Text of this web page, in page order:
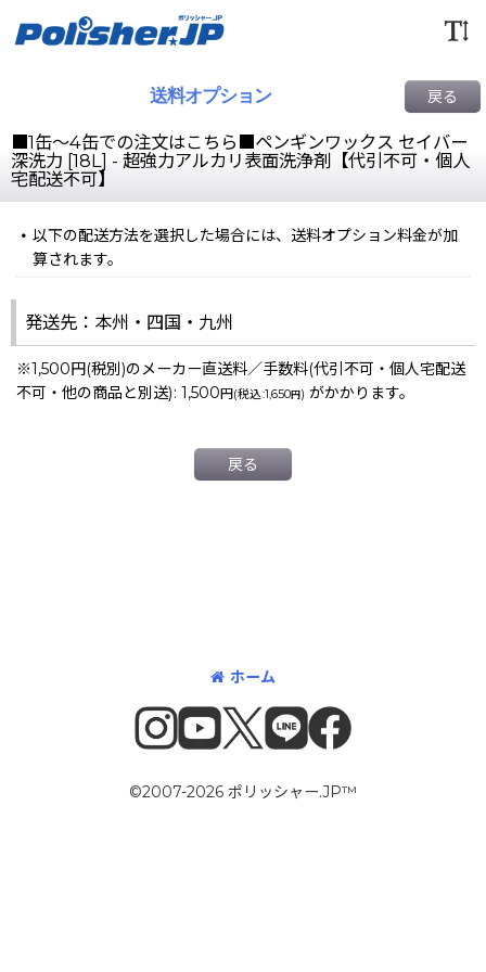
送料オプション 戻る
■1缶〜4缶での注文はこちら■ペンギンワックス セイバー
深洗力 [18L] - 超強力アルカリ表面洗浄剤【代引不可・個人
宅配送不可】
以下の配送方法を選択した場合には、送料オプション料金が加
算されます。
発送先：本州・四国・九州
※1,500円(税別)のメーカー直送料／手数料(代引不可・個人宅配送
不可・他の商品と別送): 1,500円(税込:1,650円) がかかります。
戻る
ホーム
©2007-2026 ポリッシャー.JP™